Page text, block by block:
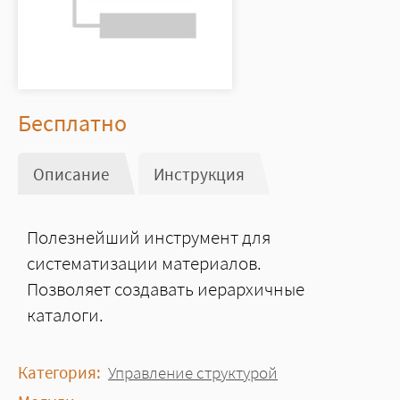
Цена
Бесплатно
Описание (активная вкладка)
Инструкция
Полезнейший инструмент для
систематизации материалов.
Позволяет создавать иерархичные
каталоги.
Категория: Управление структурой